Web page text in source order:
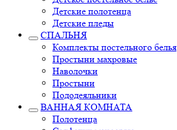
Детские полотенца
Детские пледы
СПАЛЬНЯ
Комплекты постельного белья
Простыни махровые
Наволочки
Простыни
Пододеяльники
ВАННАЯ КОМНАТА
Полотенца